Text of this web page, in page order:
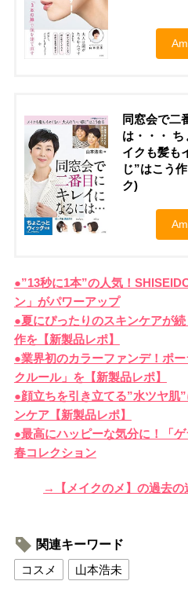
同窓会で二
は・・・ ち
イクも髪も
じ”はこう
ク)
●”13秒に1本”の人気！
ン」がパワーアップ
●夏にぴったりのスキンケアが
作を【新製品レポ】
●業界初のカラーファンデ！ポ
クルール」を【新製品レポ】
●顔立ちを引き立てる”水ツヤ肌
ンケア【新製品レポ】
●最高にハッピーな気分に！「
春コレクション
→【メイクのメ】の過去の
関連キーワード
コスメ
山本浩未